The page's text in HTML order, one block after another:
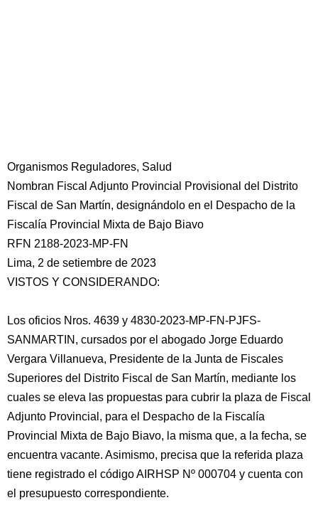
Organismos Reguladores, Salud
Nombran Fiscal Adjunto Provincial Provisional del Distrito
Fiscal de San Martín, designándolo en el Despacho de la
Fiscalía Provincial Mixta de Bajo Biavo
RFN 2188-2023-MP-FN
Lima, 2 de setiembre de 2023
VISTOS Y CONSIDERANDO:
Los oficios Nros. 4639 y 4830-2023-MP-FN-PJFS-
SANMARTIN, cursados por el abogado Jorge Eduardo
Vergara Villanueva, Presidente de la Junta de Fiscales
Superiores del Distrito Fiscal de San Martín, mediante los
cuales se eleva las propuestas para cubrir la plaza de Fiscal
Adjunto Provincial, para el Despacho de la Fiscalía
Provincial Mixta de Bajo Biavo, la misma que, a la fecha, se
encuentra vacante. Asimismo, precisa que la referida plaza
tiene registrado el código AIRHSP Nº 000704 y cuenta con
el presupuesto correspondiente.